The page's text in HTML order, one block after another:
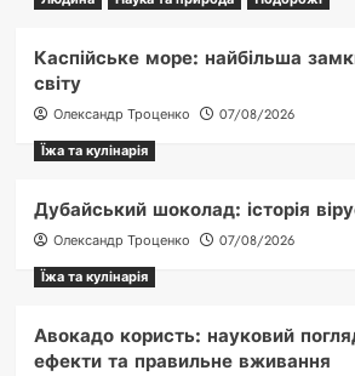
Каспійське море: найбільша
світу
Олександр Троценко
07/08/2026
Їжа та кулінарія
Дубайський шоколад: історія
Олександр Троценко
07/08/2026
Їжа та кулінарія
Авокадо користь: науковий
ефекти та правильне вживання